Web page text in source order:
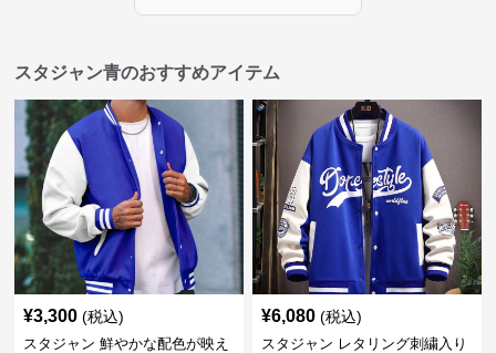
スタジャン青のおすすめアイテム
¥3,300 (税込)
スタジャン 鮮やかな配色が映え
¥6,080 (税込)
スタジャン レタリング刺繍入り